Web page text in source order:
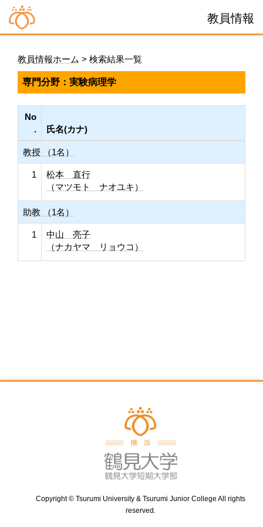
教員情報
教員情報ホーム > 検索結果一覧
専門分野：実験病理学
No
.
氏名(カナ)
教授 （1名）
1
松本 直行
（マツモト ナオユキ）
助教 （1名）
1
中山 亮子
（ナカヤマ リョウコ）
Copyright © Tsurumi University & Tsurumi Junior College All rights
reserved.